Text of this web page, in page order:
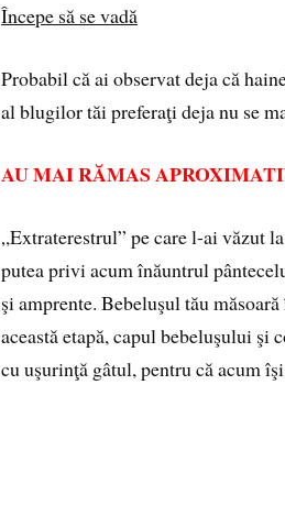
Începe să se vadă
Probabil că ai observat deja că
al blugilor tăi preferaţi deja nu se
AU MAI RĂMAS
„Extraterestrul” pe care l-ai văzut
putea privi acum înăuntrul
şi amprente. Bebeluşul tău
această etapă, capul bebeluşului şi
cu uşurinţă gâtul, pentru că acum